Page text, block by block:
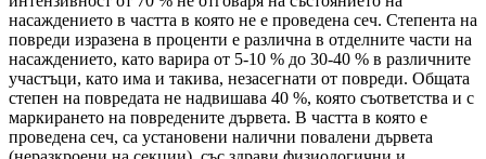
насаждението в частта в която не е проведена сеч. Степента на
повреди изразена в проценти е различна в отделните части на
насаждението, като варира от 5-10 % до 30-40 % в различните
участъци, като има и такива, незасегнати от повреди. Общата
степен на повредата не надвишава 40 %, която съответства и с
маркирането на повредените дървета. В частта в която е
проведена сеч, са установени налични повалени дървета